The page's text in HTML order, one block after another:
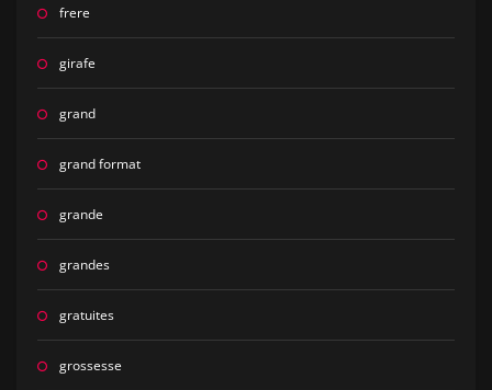
frere
girafe
grand
grand format
grande
grandes
gratuites
grossesse